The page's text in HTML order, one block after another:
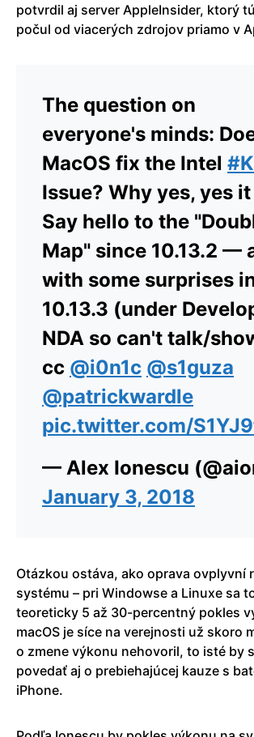
potvrdil aj server AppleInsider, ktorý
počul od viacerých zdrojov priamo v
The question on
everyone's minds:
MacOS fix the Intel
Issue? Why yes, yes
Say hello to the
Map" since 10.13.2 —
with some surprises
10.13.3 (under
NDA so can't talk/
cc @i0n1c @s1guza
@patrickwardle
pic.twitter.com/
— Alex Ionescu
January 3, 2018
Otázkou ostáva, ako oprava ovplyvní
systému – pri Windowse a Linuxe sa
teoreticky 5 až 30-percentný pokles
macOS je síce na verejnosti už skoro
o zmene výkonu nehovoril, to isté by
povedať aj o prebiehajúcej kauze s
iPhone.